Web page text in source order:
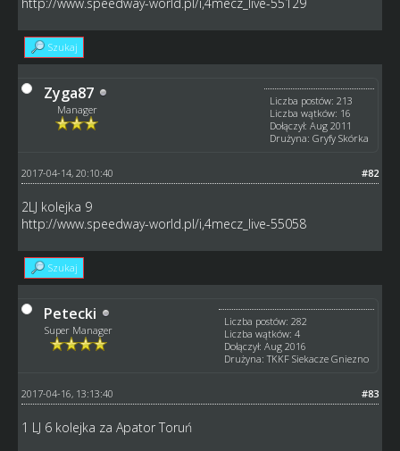
Szukaj
Zyga87
Manager
Liczba postów: 213
Liczba wątków: 16
Dołączył: Aug 2011
Drużyna: Gryfy Skórka
#82
2017-04-14, 20:10:40
2LJ kolejka 9
http://www.speedway-world.pl/i,4mecz_live-55058
Szukaj
Petecki
Super Manager
Liczba postów: 282
Liczba wątków: 4
Dołączył: Aug 2016
Drużyna: TKKF Siekacze Gniezno
#83
2017-04-16, 13:13:40
1 LJ 6 kolejka za Apator Toruń